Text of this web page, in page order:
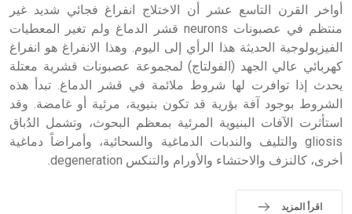
أواخر القرن التاسع عشر أن الاختلاج انفراغ فجائي شديد غير
منتظم في عصبونات neurons قشر الدماغ ولم تغير المعطيات
الفيزيولوجية الحديثة هذا الرأي إلى اليوم. وهذا الانفراغ هو انفراغ
كهربائي عالي الجهد (الفولتاج) لمجموعة عصبونات قشرية معتلة
يحدث إذا توافرت لها شروط ملائمة في قشر الدماغ. تبدأ هذه
الشروط بوجود آفة بؤرية قد تكون بنيوية، مرئية أو غامضة. وقد
استأثرت الآفات البنيوية المرئية بمعظم البحوث، وتشمل الدُباق
gliosis والتليف والندبات الدماغية والسحائية، وأمراضاً دماغية
أخرى، كالنزف والاحتشاء والأورام والتنكس degeneration.
اقرأ المزيد